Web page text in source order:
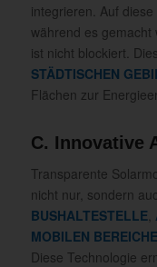
integrieren. Auf diese
während es gemacht
ist nicht blockiert.
STÄDTISCHEN
Flächen zur
C. Innovative
Transparente
nicht nur, sondern
BUSHALTESTELLE,
MOBILEN
Diese Technologie